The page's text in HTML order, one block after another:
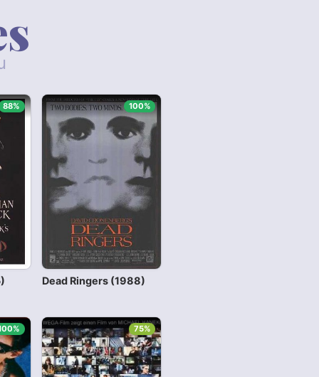
88%
Dead Ringers (1988)
100%
75%